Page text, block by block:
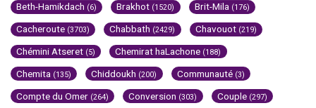
Beth-Hamikdach (6) Brakhot (1520) Brit-Mila (176)
Cacheroute (3703) Chabbath (2429) Chavouot (219)
Chémini Atseret (5) Chemirat haLachone (188)
Chemita (135) Chiddoukh (200) Communauté (3)
Compte du Omer (264) Conversion (303) Couple (297)